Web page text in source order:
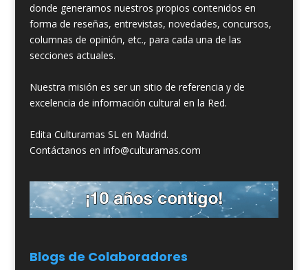
donde generamos nuestros propios contenidos en
forma de reseñas, entrevistas, novedades, concursos,
columnas de opinión, etc., para cada una de las
secciones actuales.
Nuestra misión es ser un sitio de referencia y de
excelencia de información cultural en la Red.
Edita Culturamas SL en Madrid.
Contáctanos en info@culturamas.com
Blogs de Colaboradores